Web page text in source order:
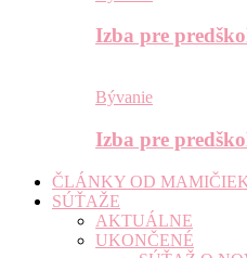
Izba pre
Bývanie
Izba pre
ČLÁNKY OD
SÚŤAŽE
AKTUÁLNE
UKONČENÉ